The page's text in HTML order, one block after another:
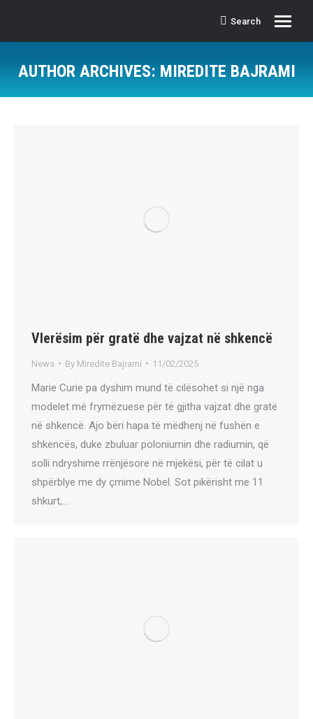
Search:
Search
AUTHOR ARCHIVES: MIREDITE BAJRAMI
Vlerësim për gratë dhe vajzat në shkencë
News By Miredite Bajrami 11/02/2025
Marie Curie pa dyshim mund të cilësohet si një nga
modelet më frymëzuese për të gjitha vajzat dhe gratë
në shkencë. Ajo bëri hapa të mëdhenj në fushën e
shkencës, duke zbuluar poloniumin dhe radiumin, që
solli ndryshime rrënjësore në mjekësi, për të cilat u
shpërblye me dy çmime Nobel. Sot pikërisht me 11
shkurt,…